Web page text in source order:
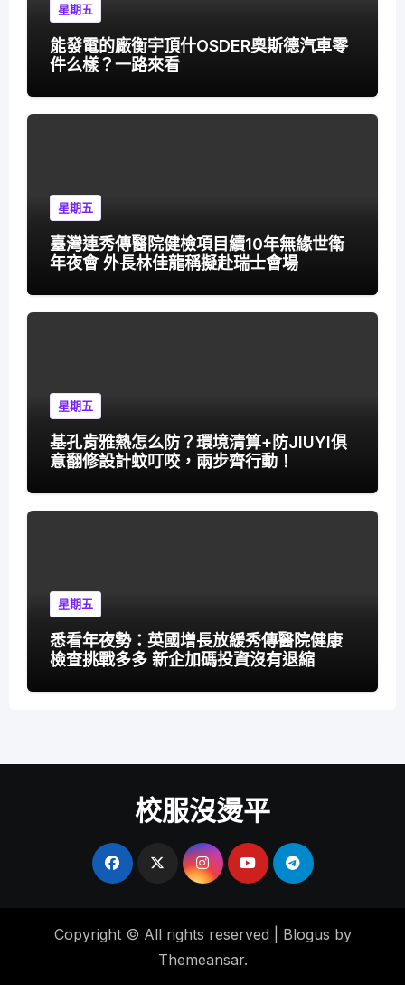
星期五
能發電的廠衡宇頂什OSDER奧斯德汽車零
件么樣？一路來看
星期五
臺灣連秀傳醫院健檢項目續10年無緣世衛
年夜會 外長林佳龍稱擬赴瑞士會場
星期五
基孔肯雅熱怎么防？環境清算+防JIUYI俱
意翻修設計蚊叮咬，兩步齊行動！
星期五
悉看年夜勢：英國增長放緩秀傳醫院健康
檢查挑戰多多 新企加碼投資沒有退縮
校服沒燙平
Copyright © All rights reserved Blogus by
Themeansar.